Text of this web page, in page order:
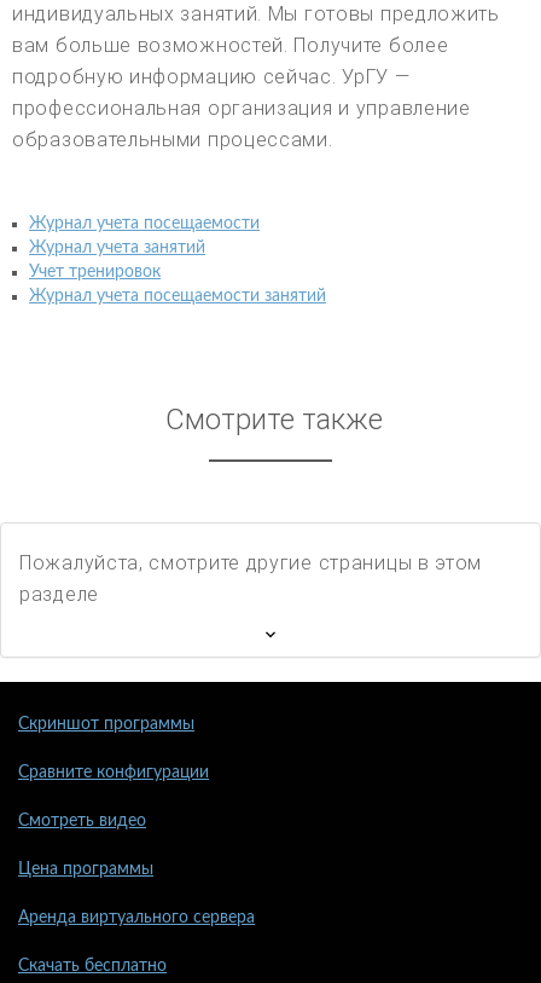
индивидуальных занятий. Мы готовы предложить
вам больше возможностей. Получите более
подробную информацию сейчас. УрГУ —
профессиональная организация и управление
образовательными процессами.
Журнал учета посещаемости
Журнал учета занятий
Учет тренировок
Журнал учета посещаемости занятий
Смотрите также
Пожалуйста, смотрите другие страницы в этом
разделе
Скриншот программы
Сравните конфигурации
Смотреть видео
Цена программы
Аренда виртуального сервера
Скачать бесплатно